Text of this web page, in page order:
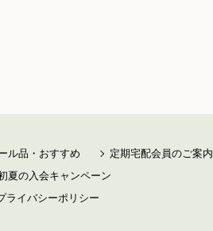
ル品・おすすめ 定期宅配会員のご案内
夏の入会キャンペーン
ライバシーポリシー